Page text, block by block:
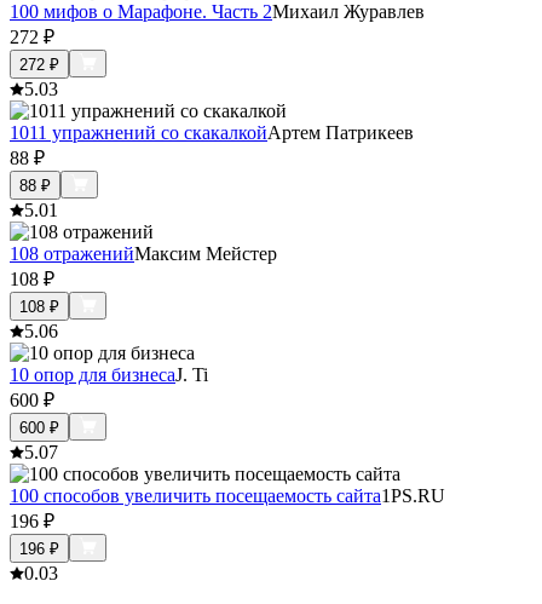
100 мифов о Марафоне. Часть 2Михаил Журавлев
272 ₽
272 ₽
5.03
1011 упражнений со скакалкойАртем Патрикеев
88 ₽
88 ₽
5.01
108 отраженийМаксим Мейстер
108 ₽
108 ₽
5.06
10 опор для бизнесаJ. Ti
600 ₽
600 ₽
5.07
100 способов увеличить посещаемость сайта1PS.RU
196 ₽
196 ₽
0.03